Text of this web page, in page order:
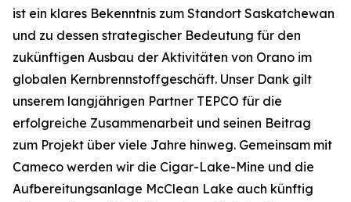
ist ein klares Bekenntnis zum Standort Saskatchewan
und zu dessen strategischer Bedeutung für den
zukünftigen Ausbau der Aktivitäten von Orano im
globalen Kernbrennstoffgeschäft. Unser Dank gilt
unserem langjährigen Partner TEPCO für die
erfolgreiche Zusammenarbeit und seinen Beitrag
zum Projekt über viele Jahre hinweg. Gemeinsam mit
Cameco werden wir die Cigar-Lake-Mine und die
Aufbereitungsanlage McClean Lake auch künftig